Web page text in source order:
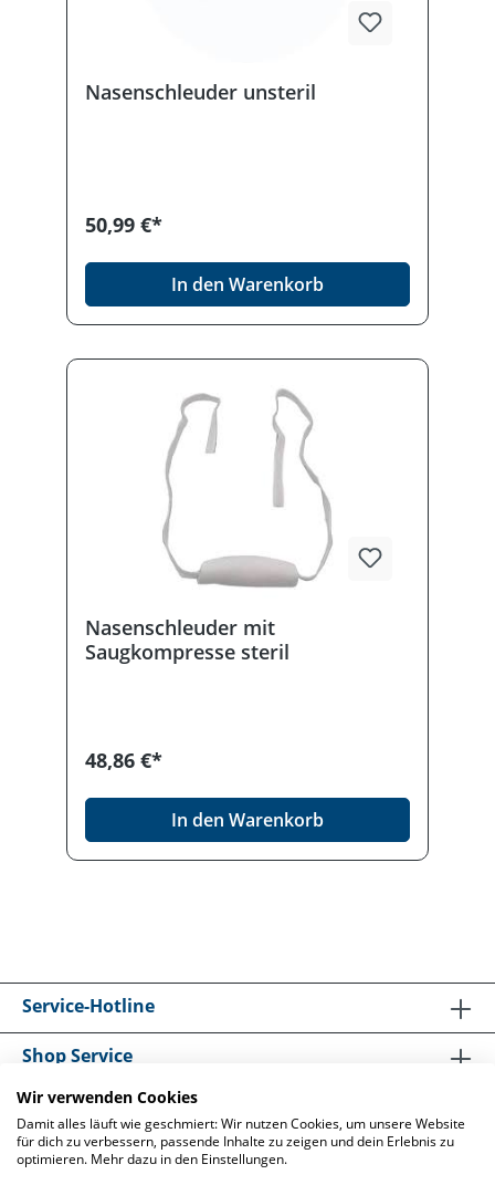
Nasenschleuder unsteril
50,99 €*
In den Warenkorb
Nasenschleuder mit
Saugkompresse steril
48,86 €*
In den Warenkorb
Service-Hotline
Shop Service
Informationen
Wir verwenden Cookies
Damit alles läuft wie geschmiert: Wir nutzen Cookies, um unsere Website
für dich zu verbessern, passende Inhalte zu zeigen und dein Erlebnis zu
optimieren. Mehr dazu in den Einstellungen.